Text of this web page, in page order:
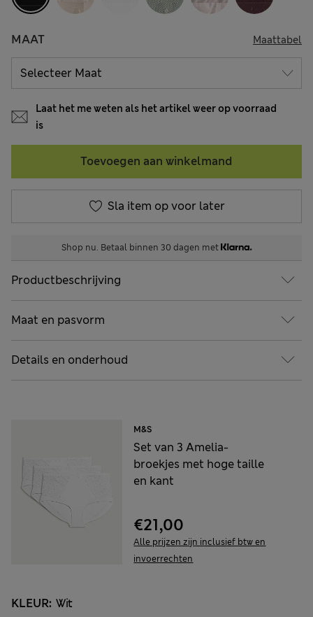
MAAT Maattabel
Laat het me weten als het artikel weer op voorraad
is
Toevoegen aan winkelmand
Sla item op voor later
Shop nu. Betaal binnen 30 dagen met
Productbeschrijving
Maat en pasvorm
Details en onderhoud
M&S
Set van 3 Amelia-
broekjes met hoge taille
en kant
€21,00
Alle prijzen zijn inclusief btw en
invoerrechten
KLEUR: Wit